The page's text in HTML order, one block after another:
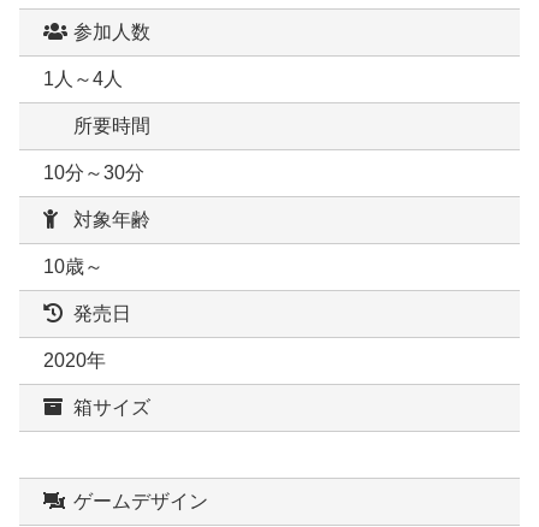
参加人数
1人～4人
所要時間
10分～30分
対象年齢
10歳～
発売日
2020年
箱サイズ
ゲームデザイン